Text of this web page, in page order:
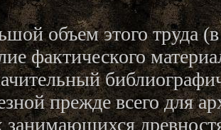
объем этого труда
фактического
прежде всего для
занимающихся